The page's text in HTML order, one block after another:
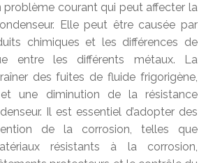
problème courant qui peut affecter la
Elle peut être causée par
chimiques et les différences de
entre les différents métaux. La
des fuites de fluide frigorigène,
une diminution de la résistance
Il est essentiel d’adopter des
de la corrosion, telles que
résistants à la corrosion,